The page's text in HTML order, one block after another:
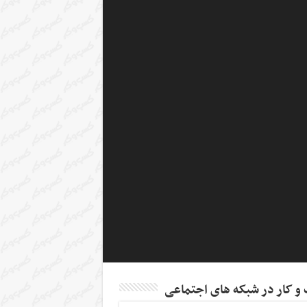
کار در شبکه های اجتماعی